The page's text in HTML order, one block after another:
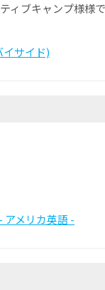
ィブキャンプ様様で
サイド)
アメリカ英語 -